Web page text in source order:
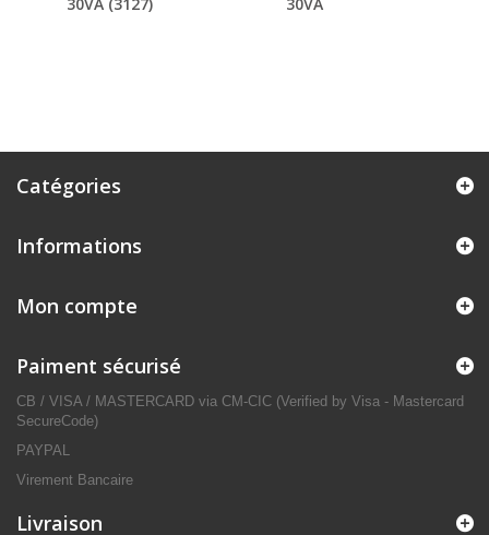
Catégories
Informations
Mon compte
Paiment sécurisé
CB / VISA / MASTERCARD via CM-CIC (Verified by Visa - Mastercard
SecureCode)
PAYPAL
Virement Bancaire
Livraison